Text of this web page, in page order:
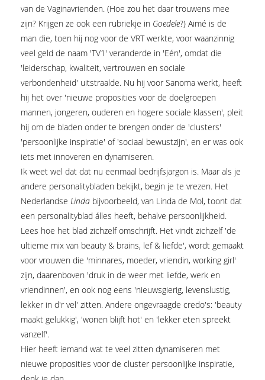
van de Vaginavrienden. (Hoe zou het daar trouwens mee
zijn? Krijgen ze ook een rubriekje in Goedele?) Aimé is de
man die, toen hij nog voor de VRT werkte, voor waanzinnig
veel geld de naam 'TV1' veranderde in 'Eén', omdat die
'leiderschap, kwaliteit, vertrouwen en sociale
verbondenheid' uitstraalde. Nu hij voor Sanoma werkt, heeft
hij het over 'nieuwe proposities voor de doelgroepen
mannen, jongeren, ouderen en hogere sociale klassen', pleit
hij om de bladen onder te brengen onder de 'clusters'
'persoonlijke inspiratie' of 'sociaal bewustzijn', en er was ook
iets met innoveren en dynamiseren.
Ik weet wel dat dat nu eenmaal bedrijfsjargon is. Maar als je
andere personalitybladen bekijkt, begin je te vrezen. Het
Nederlandse Linda bijvoorbeeld, van Linda de Mol, toont dat
een personalityblad álles heeft, behalve persoonlijkheid.
Lees hoe het blad zichzelf omschrijft. Het vindt zichzelf 'de
ultieme mix van beauty & brains, lef & liefde', wordt gemaakt
voor vrouwen die 'minnares, moeder, vriendin, working girl'
zijn, daarenboven 'druk in de weer met liefde, werk en
vriendinnen', en ook nog eens 'nieuwsgierig, levenslustig,
lekker in d'r vel' zitten. Andere ongevraagde credo's: 'beauty
maakt gelukkig', 'wonen blijft hot' en 'lekker eten spreekt
vanzelf'.
Hier heeft iemand wat te veel zitten dynamiseren met
nieuwe proposities voor de cluster persoonlijke inspiratie,